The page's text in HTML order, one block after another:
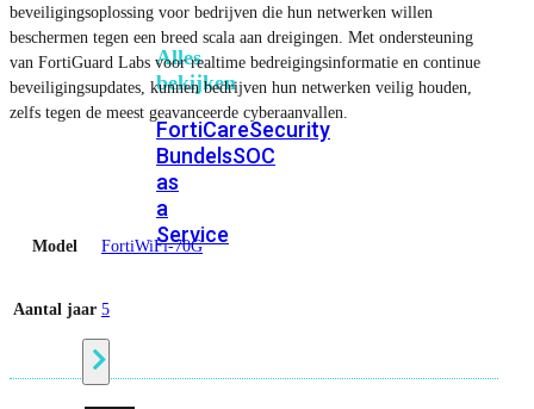
Alles
bekijken
FortiCareSecurity
BundelsSOC
as
a
Service
Endpoint
beveiligingsoplossing voor bedrijven die hun netwerken willen
beschermen tegen een breed scala aan dreigingen. Met ondersteuning
van FortiGuard Labs voor realtime bedreigingsinformatie en continue
beveiligingsupdates, kunnen bedrijven hun netwerken veilig houden,
zelfs tegen de meest geavanceerde cyberaanvallen.
Model FortiWiFi-70G
Aantal jaar 5